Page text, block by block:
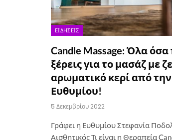
ΕΙΔΉΣΕΙΣ
Candle Massage: Όλα
ξέρεις για το μασάζ με
αρωματικό κερί από
Ευθυμίου!
5 Δεκεμβρίου 2022
Γράφει η Ευθυμίου Στεφανία
Αισθητικός Τι είναι η Θεραπεία